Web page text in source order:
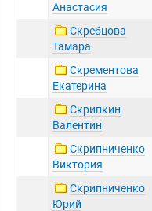
Анастасия
Скребцова
Тамара
Скрементова
Екатерина
Скрипкин
Валентин
Скрипниченко
Виктория
Скрипниченко
Юрий